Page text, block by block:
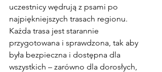
uczestnicy wędrują z psami po
najpiękniejszych trasach regionu.
Każda trasa jest starannie
przygotowana i sprawdzona, tak aby
była bezpieczna i dostępna dla
wszystkich – zarówno dla dorosłych,